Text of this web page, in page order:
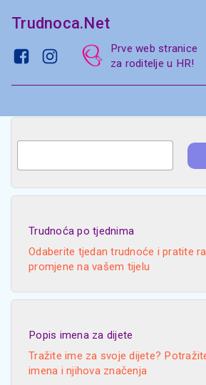
Trudnoca.Net
Prve web stranice
za roditelje u HR!
Trudnoća po tjednima
Odaberite tjedan trudnoće i pratite
promjene na vašem tijelu
Popis imena za dijete
Tražite ime za svoje dijete?
imena i njihova značenja